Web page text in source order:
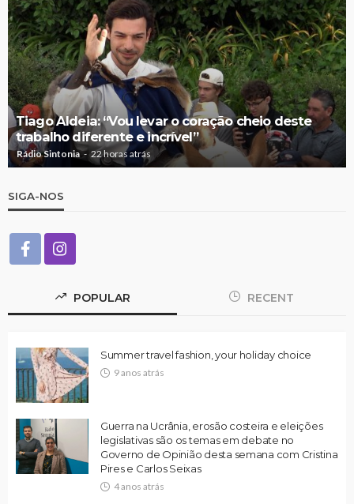
Tiago Aldeia: “Vou levar o coração cheio deste
trabalho diferente e incrível”
Rádio Sintonia 22 horas atrás
SIGA-NOS
POPULAR RECENT
Summer travel fashion, your holiday choice
9 anos atrás
Guerra na Ucrânia, erosão costeira e eleições
legislativas são os temas em debate no
Governo de Opinião desta semana com Cristina
Pires e Carlos Seixas
4 anos atrás